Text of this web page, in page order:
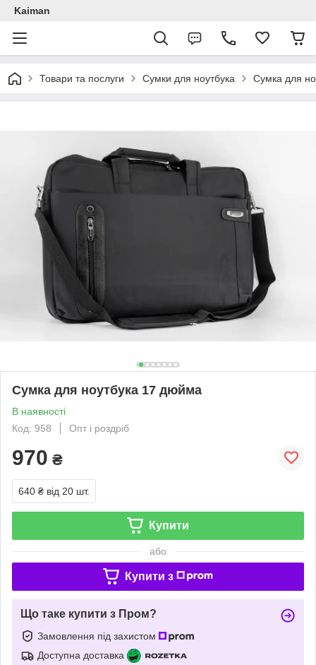
Kaiman
Товари та послуги Сумки для ноутбука Сумка для
Сумка для ноутбука 17 дюйма
В наявності
Код: 958
Опт і роздріб
970 ₴
640 ₴ від 20 шт.
Купити
або
Купити з
Що таке купити з Пром?
Замовлення під захистом
Доступна доставка